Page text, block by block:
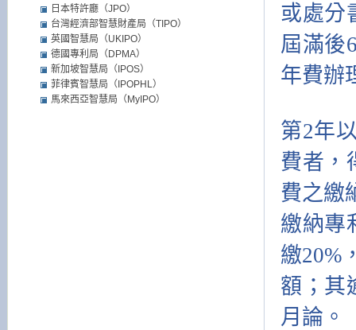
或處分
屆滿後
年費辦
第2年
費者，
費之繳
繳納專
繳20%
額；其
月論。
日本特許廳（JPO）
台灣經濟部智慧財產局（TIPO）
英國智慧局（UKIPO）
德國專利局（DPMA）
新加坡智慧局（IPOS）
菲律賓智慧局（IPOPHL）
馬來西亞智慧局（MyIPO）